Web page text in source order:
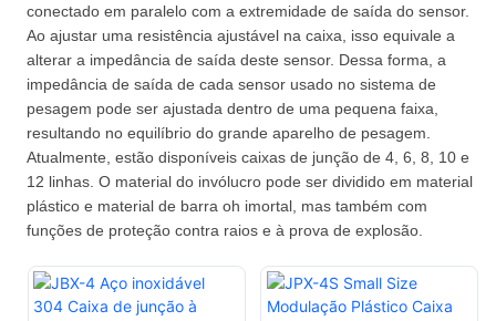
conectado em paralelo com a extremidade de saída do sensor.
Ao ajustar uma resistência ajustável na caixa, isso equivale a
alterar a impedância de saída deste sensor. Dessa forma, a
impedância de saída de cada sensor usado no sistema de
pesagem pode ser ajustada dentro de uma pequena faixa,
resultando no equilíbrio do grande aparelho de pesagem.
Atualmente, estão disponíveis caixas de junção de 4, 6, 8, 10 e
12 linhas. O material do invólucro pode ser dividido em material
plástico e material de barra oh imortal, mas também com
funções de proteção contra raios e à prova de explosão.